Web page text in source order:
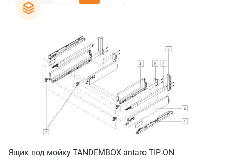
Ящик под мойку TANDEMBOX antaro TIP-ON